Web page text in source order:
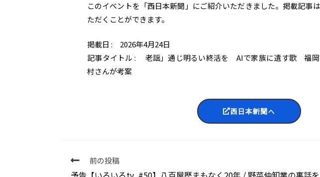
このイベントを「西日本新聞」にご紹介いただきました。掲載記事
ただくことができます。
掲載日 : 2026年4月24日
記事タイトル : 老謡」通じ明るい終活を AIで家族に遺す歌 福岡
村さんが考案
西日本新聞へ
前の投稿